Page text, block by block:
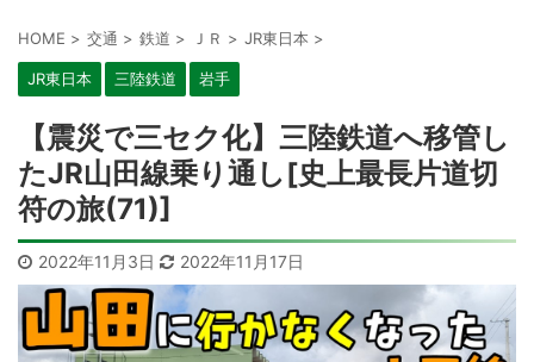
HOME > 交通 > 鉄道 > ＪＲ > JR東日本 >
JR東日本 三陸鉄道 岩手
【震災で三セク化】三陸鉄道へ移管し
たJR山田線乗り通し[史上最長片道切
符の旅(71)]
2022年11月3日 2022年11月17日